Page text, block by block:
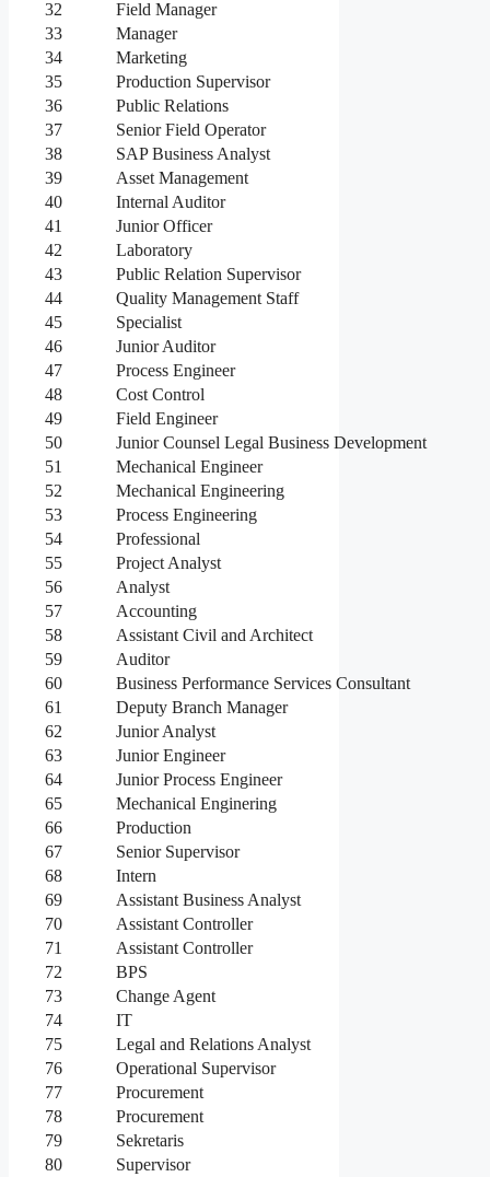
32
Field Manager
33
Manager
34
Marketing
35
Production Supervisor
36
Public Relations
37
Senior Field Operator
38
SAP Business Analyst
39
Asset Management
40
Internal Auditor
41
Junior Officer
42
Laboratory
43
Public Relation Supervisor
44
Quality Management Staff
45
Specialist
46
Junior Auditor
47
Process Engineer
48
Cost Control
49
Field Engineer
50
Junior Counsel Legal Business Development
51
Mechanical Engineer
52
Mechanical Engineering
53
Process Engineering
54
Professional
55
Project Analyst
56
Analyst
57
Accounting
58
Assistant Civil and Architect
59
Auditor
60
Business Performance Services Consultant
61
Deputy Branch Manager
62
Junior Analyst
63
Junior Engineer
64
Junior Process Engineer
65
Mechanical Enginering
66
Production
67
Senior Supervisor
68
Intern
69
Assistant Business Analyst
70
Assistant Controller
71
Assistant Controller
72
BPS
73
Change Agent
74
IT
75
Legal and Relations Analyst
76
Operational Supervisor
77
Procurement
78
Procurement
79
Sekretaris
80
Supervisor